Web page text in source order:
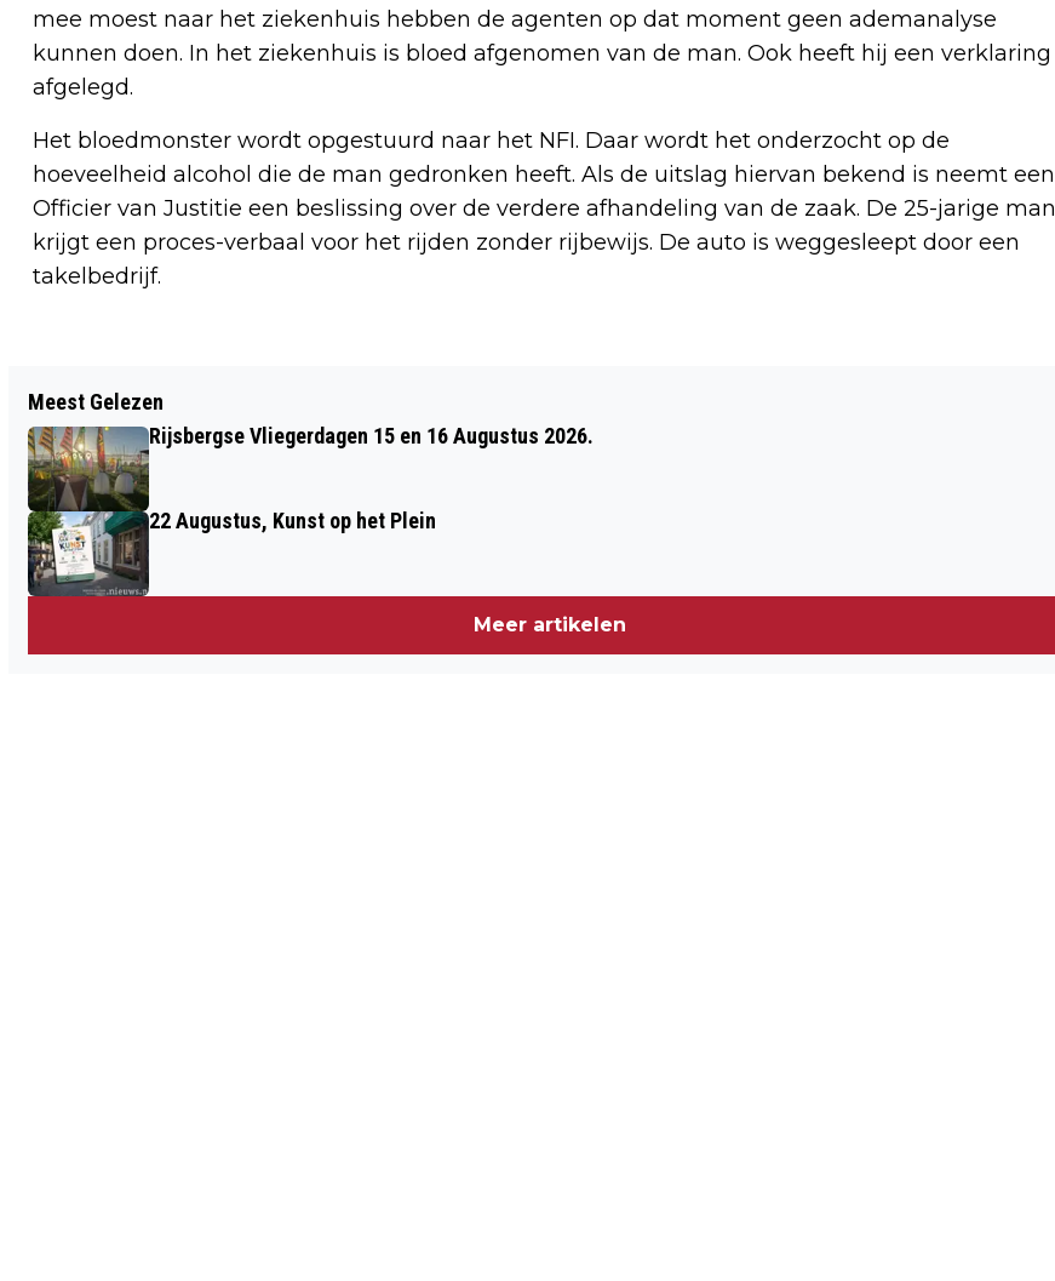
mee moest naar het ziekenhuis hebben de agenten op dat moment geen ademanalyse
kunnen doen. In het ziekenhuis is bloed afgenomen van de man. Ook heeft hij een verklaring
afgelegd.
Het bloedmonster wordt opgestuurd naar het NFI. Daar wordt het onderzocht op de
hoeveelheid alcohol die de man gedronken heeft. Als de uitslag hiervan bekend is neemt een
Officier van Justitie een beslissing over de verdere afhandeling van de zaak. De 25-jarige man
krijgt een proces-verbaal voor het rijden zonder rijbewijs. De auto is weggesleept door een
takelbedrijf.
DIT BETEKENT DE GEDEELTELIJKE
LOCKDOWN IN DE GEMEENTE BERGEN OP
ZOOM
HET ARCHEOLOGISCH DEPOT BLIJFT
Meest Gelezen
Rijsbergse Vliegerdagen 15 en 16 Augustus 2026.
22 Augustus, Kunst op het Plein
Meer artikelen